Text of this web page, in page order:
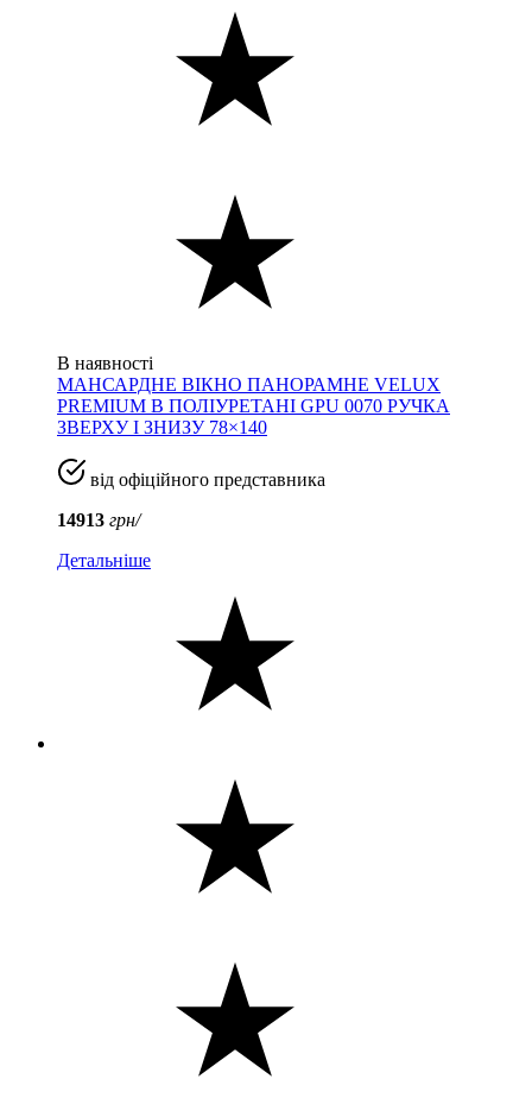
В наявності
МАНСАРДНЕ ВІКНО ПАНОРАМНЕ VELUX
PREMIUM В ПОЛІУРЕТАНІ GPU 0070 РУЧКА
ЗВЕРХУ І ЗНИЗУ 78×140
від офіційного представника
14913 грн/
Детальніше